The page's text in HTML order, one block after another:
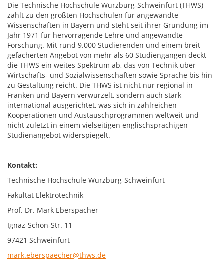
Die Technische Hochschule Würzburg-Schweinfurt (THWS)
zählt zu den größten Hochschulen für angewandte
Wissenschaften in Bayern und steht seit ihrer Gründung im
Jahr 1971 für hervorragende Lehre und angewandte
Forschung. Mit rund 9.000 Studierenden und einem breit
gefächerten Angebot von mehr als 60 Studiengängen deckt
die THWS ein weites Spektrum ab, das von Technik über
Wirtschafts- und Sozialwissenschaften sowie Sprache bis hin
zu Gestaltung reicht. Die THWS ist nicht nur regional in
Franken und Bayern verwurzelt, sondern auch stark
international ausgerichtet, was sich in zahlreichen
Kooperationen und Austauschprogrammen weltweit und
nicht zuletzt in einem vielseitigen englischsprachigen
Studienangebot widerspiegelt.
Kontakt:
Technische Hochschule Würzburg-Schweinfurt
Fakultät Elektrotechnik
Prof. Dr. Mark Eberspächer
Ignaz-Schön-Str. 11
97421 Schweinfurt
mark.eberspaecher@thws.de